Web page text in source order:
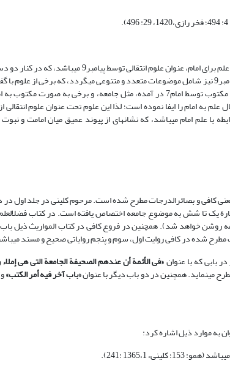
دریک تقسیم‏بندی نسبت به علوم ائمه:، یکی از عناوین اصلی انتقال و دریافت
عنایات الهی و علوم با واسطه مَلِک و روح قرار می‏گیرد. عنوان علوم انتقالی از پیامبر9 نیز شامل موضوعات متعدد و متنوعی
یافته مثل موضوع ألف‏باب (هزار در علم)، برخی علوم علاوه بر بیان به‏صورت مکتوب توسط امام7 در
روایات در رابطه با علم امام می‏باشد، که نشانه‏ای از پیوند عمیق میان امامت
کافی و بصائرالدرجات مطرح شده است. مرحوم کلینی در جلد اول در
یک تا شش به موضوع جامعه اختصاص یافته است. در کتاب
روشن خواهد شد)‏. همچنین در فروع کافی در کتاب المواریث ذیل باب
مطرح شده در کافی روایت اول، سوم و پنجم روایاتی صحیح و مسند
بابی که با عنوان«فی الأئمة أن عندهم الصحیفة الجامعة التی هی
می‏نماید. همچنین در دو باب دیگر با عنوان«باب آخر فیه أمر الکتب»
به موارد ذیل اشاره کرد: